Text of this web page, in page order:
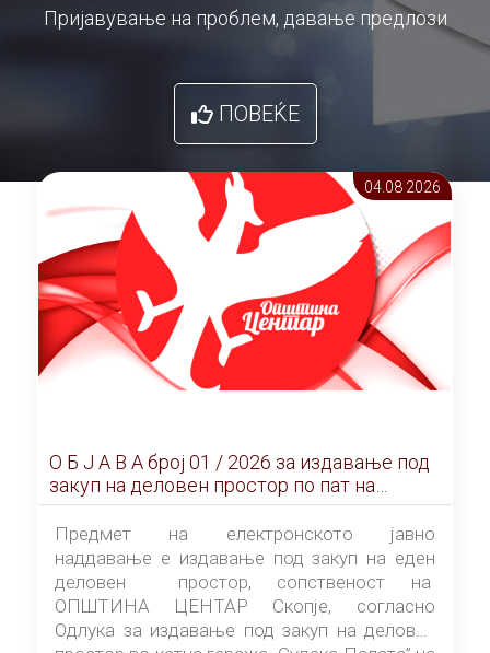
Пријавување на проблем, давање предлози
ПОВЕЌЕ
04.08 2026
О Б Ј А В А брoj 01 / 2026 за издавање под
закуп на деловен простор по пат на
ЕЛЕКТРОНСКО ЈАВНО НАДДАВАЊЕ
Предмет на електронското јавно
наддавање е издавање под закуп на еден
деловен простор, сопственост на
ОПШТИНА ЦЕНТАР Скопје, согласно
Одлука за издавање под закуп на деловен